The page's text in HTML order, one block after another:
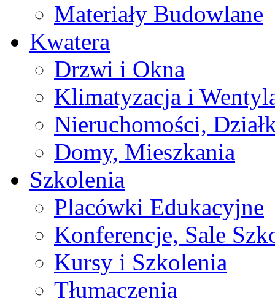
Materiały Budowlane
Kwatera
Drzwi i Okna
Klimatyzacja i
Nieruchomości,
Domy, Mieszkania
Szkolenia
Placówki Edukacyjne
Konferencje, Sale
Kursy i Szkolenia
Tłumaczenia